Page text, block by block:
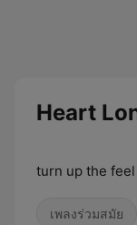
Heart
turn up the
เพลงร่วมสมัย